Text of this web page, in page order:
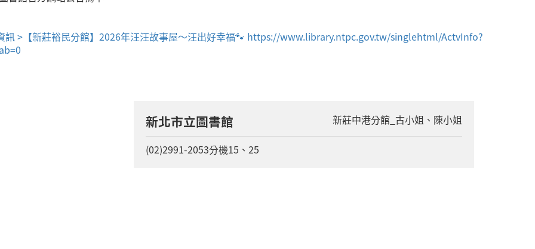
訊 >【新莊裕民分館】2026年汪汪故事屋～汪出好幸福🐾 https://www.library.ntpc.gov.tw/singlehtml/ActvInfo?
新北市立圖書館 新莊中港分館_古小姐、陳小姐
(02)2991-2053分機15、25